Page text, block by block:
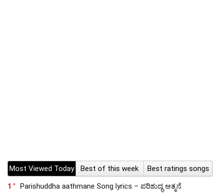
Most Viewed Today Best of this week
Best ratings songs
1
Parishuddha aathmane Song lyrics – ಪರಿಶುದ್ಧ ಆತ್ಮನೆ